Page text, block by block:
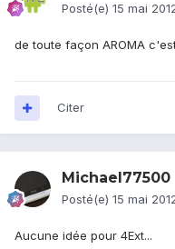
Posté(e) 15 mai
de toute façon AROMA
Citer
Michael77500
Posté(e) 15 mai
Aucune idée pour 4Ext...